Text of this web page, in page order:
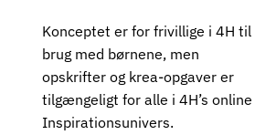
Konceptet er for frivillige i 4H til
brug med børnene, men
opskrifter og krea-opgaver er
tilgængeligt for alle i 4H’s online
Inspirationsunivers.